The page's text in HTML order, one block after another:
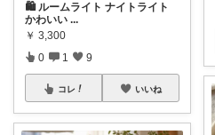
🛍 ルームライト ナイトライト
かわいい ...
￥ 3,300
0 1 9
コレ いいね